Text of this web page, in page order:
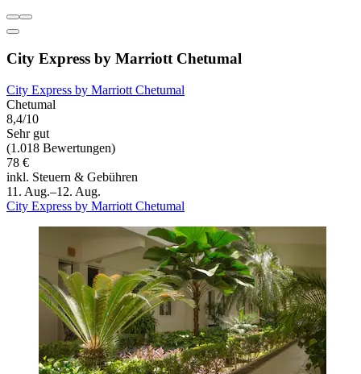
City Express by Marriott Chetumal
City Express by Marriott Chetumal
Chetumal
8,4/10
Sehr gut
(1.018 Bewertungen)
78 €
inkl. Steuern & Gebühren
11. Aug.–12. Aug.
City Express by Marriott Chetumal